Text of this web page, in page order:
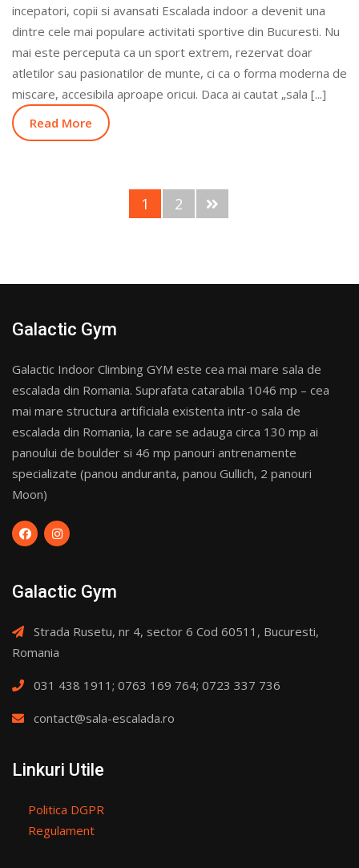
incepatori, copii si avansati Escalada indoor a devenit una
dintre cele mai populare activitati sportive din Bucuresti. Nu
mai este perceputa ca un sport extrem, rezervat doar
atletilor sau pasionatilor de munte, ci ca o forma moderna de
miscare, accesibila aproape oricui. Daca ai cautat „sala [...]
Read More
1 2
Galactic Gym
Galactic Indoor Climbing GYM este cea mai mare sala de
escalada din Romania. Suprafata catarabila 1046 mp – cea
mai mare structura artificiala existenta intr-o sala de
escalada din Romania, la care se adauga circa 130 mp ai
panoului de boulder si 46 mp panouri antrenamente
specializate (panou anduranta, panou Gullich, 2 panouri
Moon)
Galactic Gym
Strada Rusetu, nr 4, sector 6 Cod 60511, Bucuresti,
Romania
031 438 1911; 0763 169 764; 0723 337 736
contact@sala-escalada.ro
Linkuri Utile
Politica DGPR
Regulament